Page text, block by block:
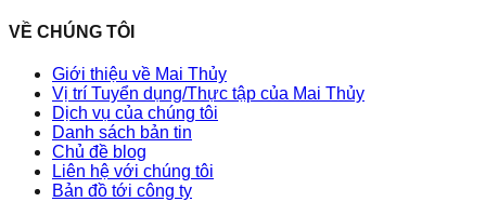
VỀ CHÚNG TÔI
Giới thiệu về Mai Thủy
Vị trí Tuyển dụng/Thực tập của Mai Thủy
Dịch vụ của chúng tôi
Danh sách bản tin
Chủ đề blog
Liên hệ với chúng tôi
Bản đồ tới công ty